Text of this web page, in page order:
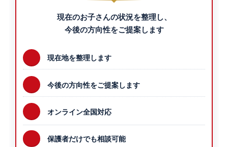
現在のお子さんの状況を整理し、
今後の方向性をご提案します
現在地を整理します
今後の方向性をご提案します
オンライン全国対応
保護者だけでも相談可能